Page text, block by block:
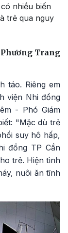
nhiều biến
trẻ qua nguy
Phương Trang
táo. Riêng em
viện Nhi đồng
- Phó Giám
"Mặc dù trẻ
suy hô hấp,
đồng TP Cần
trẻ. Hiện tình
nuôi ăn tĩnh